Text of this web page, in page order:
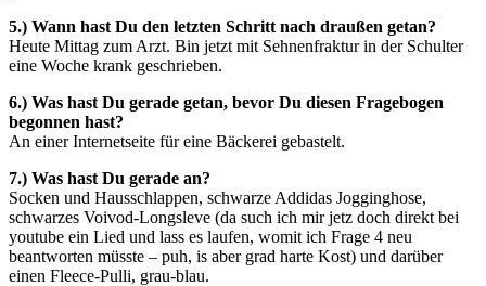
5.) Wann hast Du den letzten Schritt nach draußen getan?
Heute Mittag zum Arzt. Bin jetzt mit Sehnenfraktur in der Schulter
eine Woche krank geschrieben.
6.) Was hast Du gerade getan, bevor Du diesen Fragebogen
begonnen hast?
An einer Internetseite für eine Bäckerei gebastelt.
7.) Was hast Du gerade an?
Socken und Hausschlappen, schwarze Addidas Jogginghose,
schwarzes Voivod-Longsleve (da such ich mir jetz doch direkt bei
youtube ein Lied und lass es laufen, womit ich Frage 4 neu
beantworten müsste – puh, is aber grad harte Kost) und darüber
einen Fleece-Pulli, grau-blau.